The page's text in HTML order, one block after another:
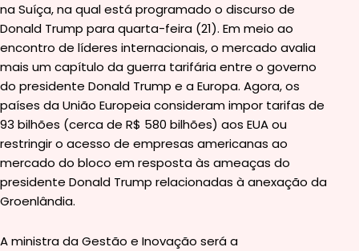
na Suíça, na qual está programado o discurso de
Donald Trump para quarta-feira (21). Em meio ao
encontro de líderes internacionais, o mercado avalia
mais um capítulo da guerra tarifária entre o governo
do presidente Donald Trump e a Europa. Agora, os
países da União Europeia consideram impor tarifas de
93 bilhões (cerca de R$ 580 bilhões) aos EUA ou
restringir o acesso de empresas americanas ao
mercado do bloco em resposta às ameaças do
presidente Donald Trump relacionadas à anexação da
Groenlândia.
A ministra da Gestão e Inovação será a